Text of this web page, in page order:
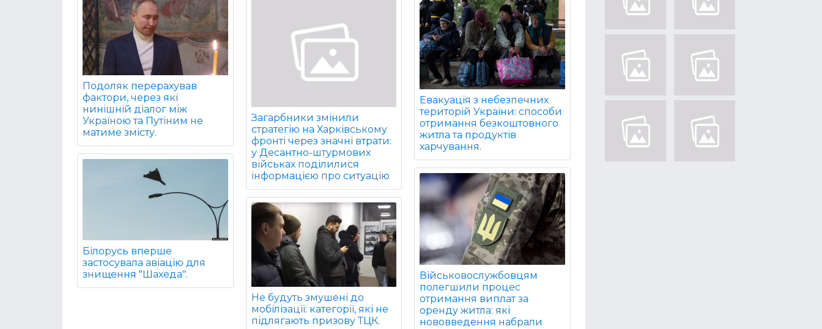
Подоляк перерахував
фактори, через які
нинішній діалог між
Україною та Путіним не
матиме змісту.
Білорусь вперше
застосувала авіацію для
знищення "Шахеда".
Загарбники змінили
стратегію на Харківському
фронті через значні втрати:
у Десантно-штурмових
військах поділилися
інформацією про ситуацію
Не будуть змушені до
мобілізації: категорії, які не
підлягають призову ТЦК.
Евакуація з небезпечних
територій України: способи
отримання безкоштовного
житла та продуктів
харчування.
Військовослужбовцям
полегшили процес
отримання виплат за
оренду житла: які
нововведення набрали